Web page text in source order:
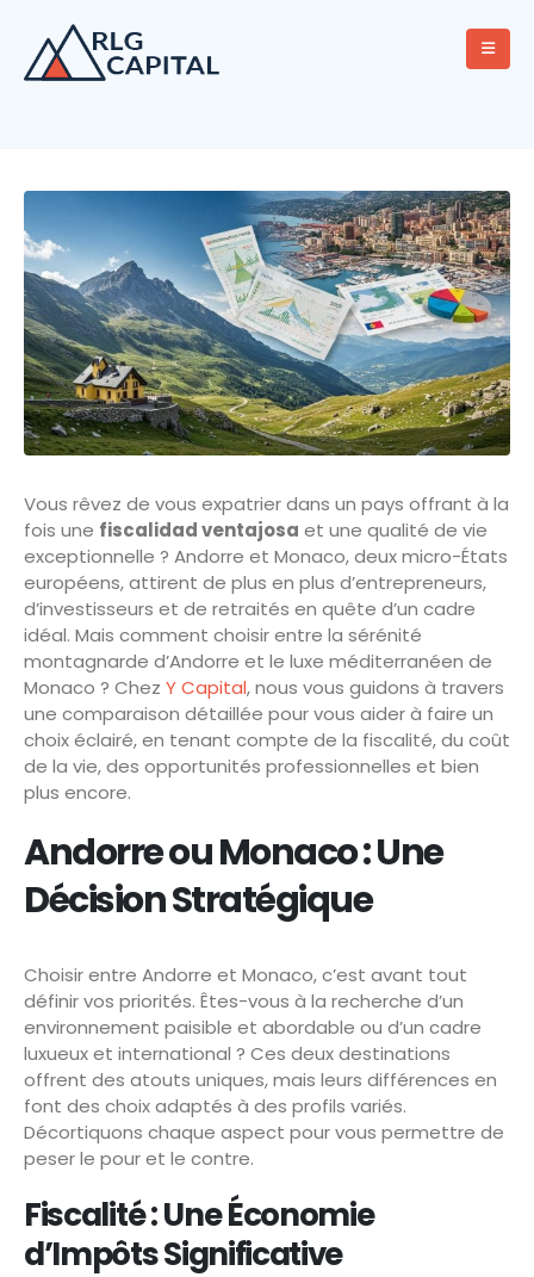
Vous rêvez de vous expatrier dans un pays offrant à la
fois une fiscalidad ventajosa et une qualité de vie
exceptionnelle ? Andorre et Monaco, deux micro-États
européens, attirent de plus en plus d’entrepreneurs,
d’investisseurs et de retraités en quête d’un cadre
idéal. Mais comment choisir entre la sérénité
montagnarde d’Andorre et le luxe méditerranéen de
Monaco ? Chez Y Capital, nous vous guidons à travers
une comparaison détaillée pour vous aider à faire un
choix éclairé, en tenant compte de la fiscalité, du coût
de la vie, des opportunités professionnelles et bien
plus encore.
Andorre ou Monaco : Une
Décision Stratégique
Choisir entre Andorre et Monaco, c’est avant tout
définir vos priorités. Êtes-vous à la recherche d’un
environnement paisible et abordable ou d’un cadre
luxueux et international ? Ces deux destinations
offrent des atouts uniques, mais leurs différences en
font des choix adaptés à des profils variés.
Décortiquons chaque aspect pour vous permettre de
peser le pour et le contre.
Fiscalité : Une Économie
d’Impôts Significative